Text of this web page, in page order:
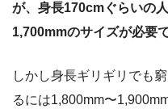
が、身長170cmぐらいの
1,700mmのサイズが必要で
しかし身長ギリギリでも
るには1,800mm〜